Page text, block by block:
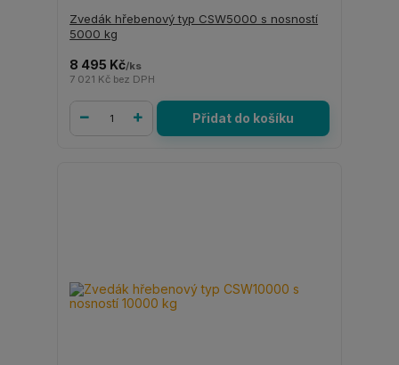
Zvedák hřebenový typ CSW5000 s nosností
5000 kg
8 495 Kč/ks
7 021 Kč bez DPH
Přidat do košíku